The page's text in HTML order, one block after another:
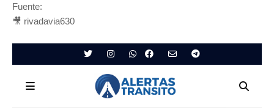
Fuente:
🎥 rivadavia630